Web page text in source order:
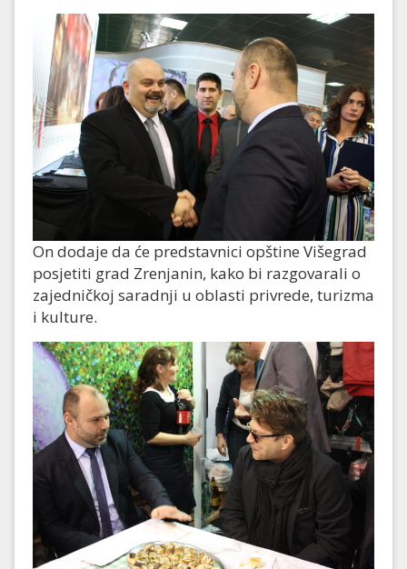
On dodaje da će predstavnici opštine Višegrad
posjetiti grad Zrenjanin, kako bi razgovarali o
zajedničkoj saradnji u oblasti privrede, turizma
i kulture.